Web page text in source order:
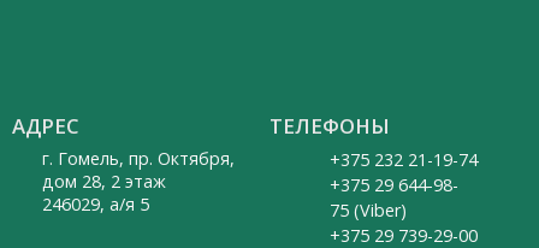
АДРЕС
г. Гомель, пр. Октября,
дом 28, 2 этаж
246029, а/я 5
ТЕЛЕФОНЫ
+375 232 21-19-74
+375 29 644-98-
75 (Viber)
+375 29 739-29-00